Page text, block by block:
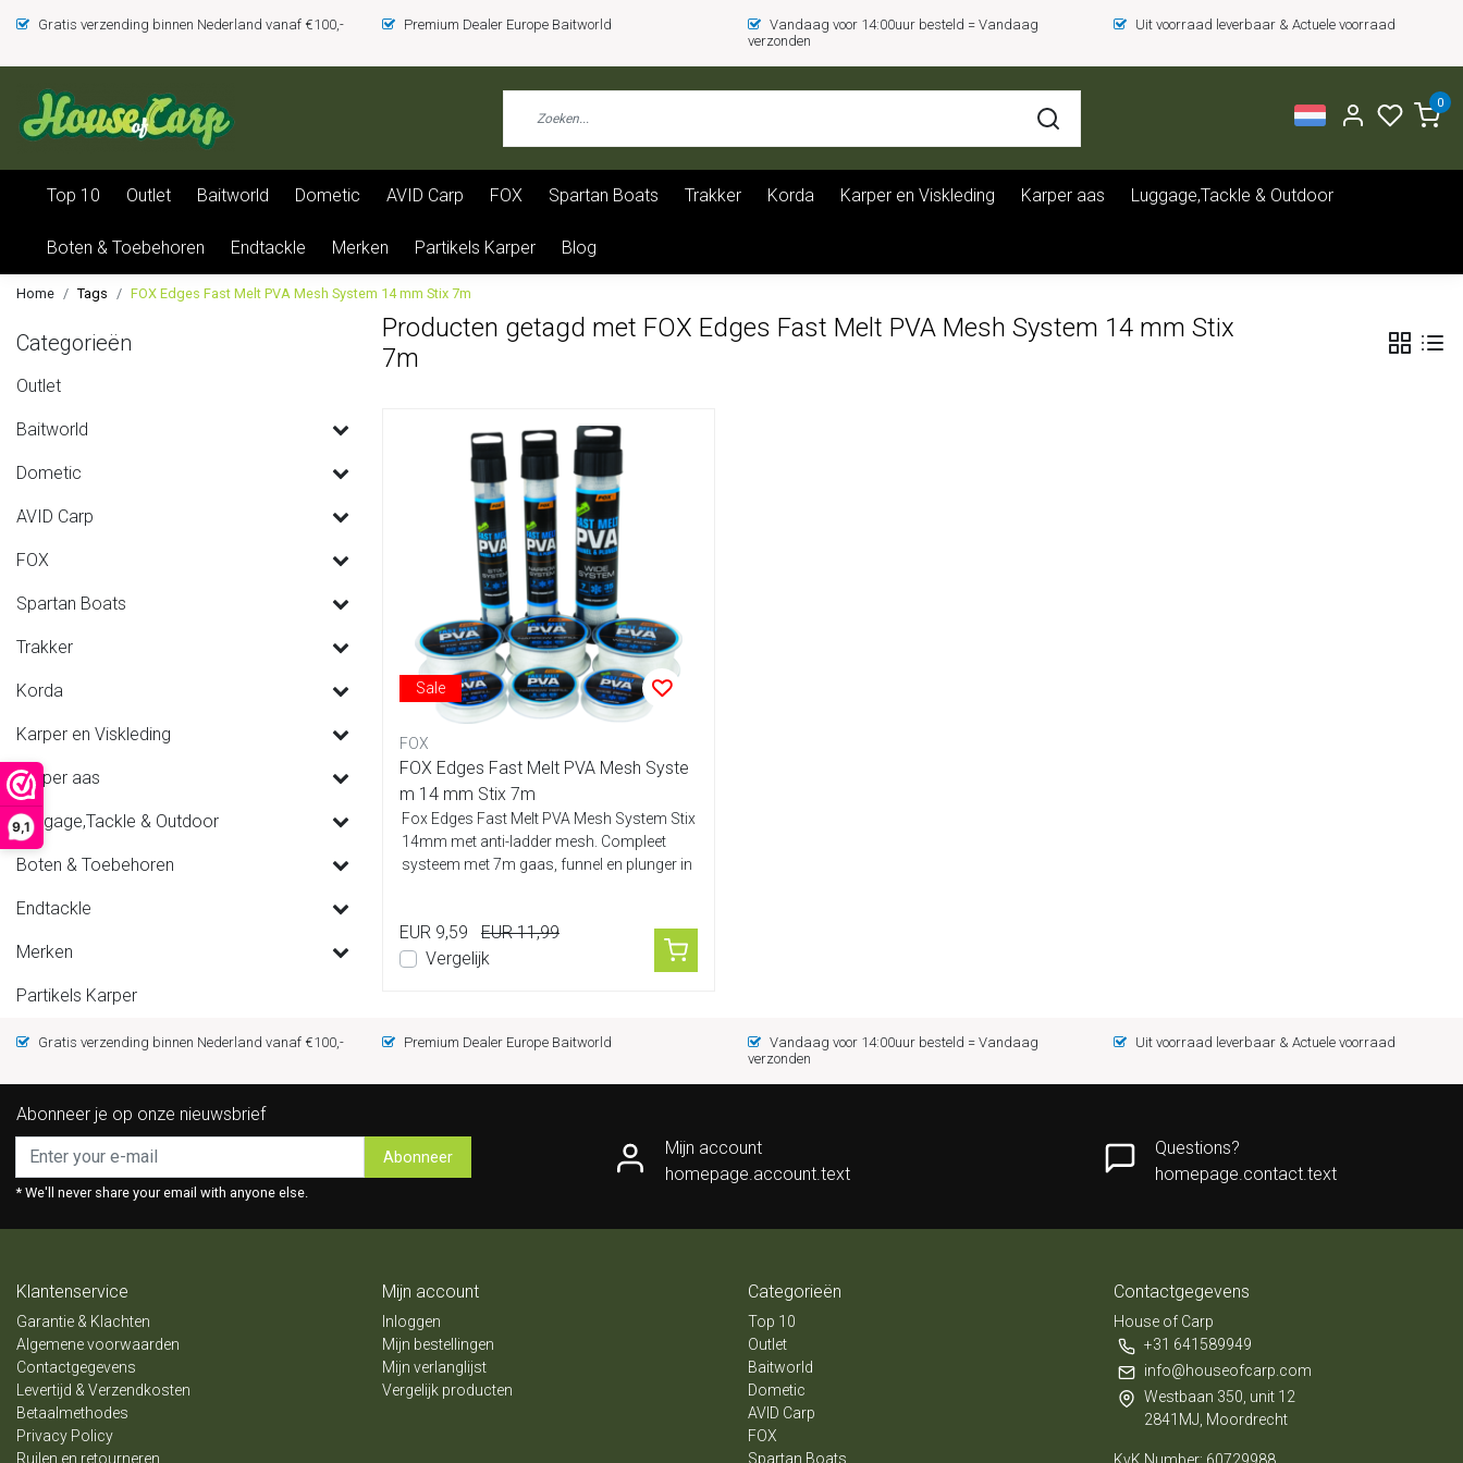
9,1
Gratis verzending binnen Nederland vanaf €100,- Premium Dealer Europe Baitworld
Vandaag voor 14:00uur besteld = Vandaag
verzonden
Uit voorraad leverbaar & Actuele voorraad
0
Top 10 Outlet Baitworld Dometic AVID Carp FOX Spartan Boats Trakker Korda Karper en Viskleding Karper aas Luggage,Tackle & Outdoor
Boten & Toebehoren Endtackle Merken Partikels Karper Blog
Home Tags FOX Edges Fast Melt PVA Mesh System 14 mm Stix 7m
Categorieën
Outlet
Baitworld
Dometic
AVID Carp
FOX
Spartan Boats
Trakker
Korda
Karper en Viskleding
Karper aas
Luggage,Tackle & Outdoor
Boten & Toebehoren
Endtackle
Merken
Partikels Karper
Producten getagd met FOX Edges Fast Melt PVA Mesh System 14 mm Stix
7m
Sale
FOX
FOX Edges Fast Melt PVA Mesh Syste
m 14 mm Stix 7m
Fox Edges Fast Melt PVA Mesh System Stix
14mm met anti-ladder mesh. Compleet
systeem met 7m gaas, funnel en plunger in
EUR 9,59
EUR 11,99
Vergelijk
Gratis verzending binnen Nederland vanaf €100,- Premium Dealer Europe Baitworld
Vandaag voor 14:00uur besteld = Vandaag
verzonden
Uit voorraad leverbaar & Actuele voorraad
Abonneer je op onze nieuwsbrief
Abonneer
* We'll never share your email with anyone else.
Mijn account
homepage.account.text
Questions?
homepage.contact.text
Klantenservice
Garantie & Klachten
Algemene voorwaarden
Contactgegevens
Levertijd & Verzendkosten
Betaalmethodes
Privacy Policy
Ruilen en retourneren
Mijn account
Inloggen
Mijn bestellingen
Mijn verlanglijst
Vergelijk producten
Categorieën
Top 10
Outlet
Baitworld
Dometic
AVID Carp
FOX
Spartan Boats
Contactgegevens
House of Carp
+31 641589949
info@houseofcarp.com
Westbaan 350, unit 12
2841MJ, Moordrecht